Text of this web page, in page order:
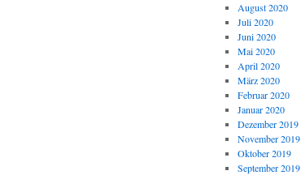
August 2020
Juli 2020
Juni 2020
Mai 2020
April 2020
März 2020
Februar 2020
Januar 2020
Dezember 2019
November 2019
Oktober 2019
September 2019